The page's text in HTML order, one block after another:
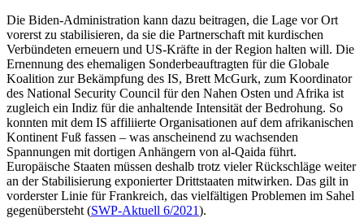
Die Biden-Administration kann dazu bei­tragen, die Lage vor Ort
vorerst zu stabilisie­ren, da sie die Partnerschaft mit kurdischen
Verbündeten erneuern und US-Kräfte in der Region halten will. Die
Ernennung des ehe­maligen Sonderbeauftragten für die Globale
Koalition zur Bekämpfung des IS, Brett McGurk, zum Koordinator
des National Secu­rity Council für den Nahen Osten und Afrika ist
zugleich ein Indiz für die anhal­tende Intensität der Bedrohung. So
konn­ten mit dem IS affiliierte Organisationen auf dem afrikanischen
Kon­tinent Fuß fas­sen – was anscheinend zu wachsenden
Spannungen mit dortigen Anhängern von al-Qaida führt.
Europäische Staaten müssen deshalb trotz vieler Rück­schläge weiter
an der Sta­bilisierung exponierter Dritt­staaten mit­wir­ken. Das gilt in
vorderster Linie für Frank­reich, das vielfältigen Proble­men im Sahel
gegenübersteht (SWP-Aktuell 6/2021).